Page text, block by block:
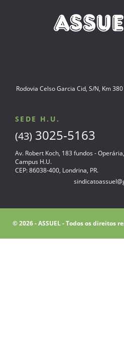
Rodovia Celso Garcia Cid, S/N, Km
SEDE H.U.
(43) 3025-5163
Av. Robert Koch, 183 fundos -
Campus H.U.
CEP: 86038-400, Londrina, PR.
© 2026 - ASSUEL - Todos os direitos